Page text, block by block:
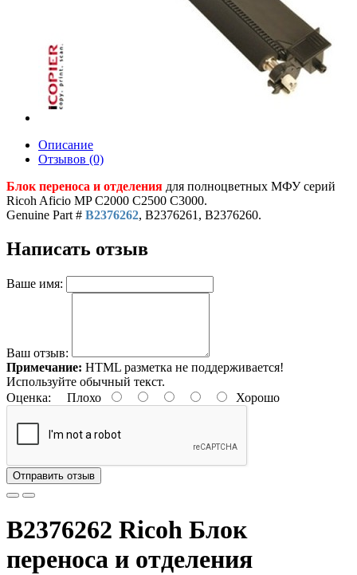
Описание
Отзывов (0)
Блок переноса и отделения для полноцветных МФУ серий
Ricoh Aficio MP C2000 C2500 C3000.
Genuine Part # B2376262, B2376261, B2376260.
Написать отзыв
Ваше имя:
Ваш отзыв:
Примечание: HTML разметка не поддерживается!
Используйте обычный текст.
Оценка: Плохо Хорошо
Отправить отзыв
B2376262 Ricoh Блок
переноса и отделения